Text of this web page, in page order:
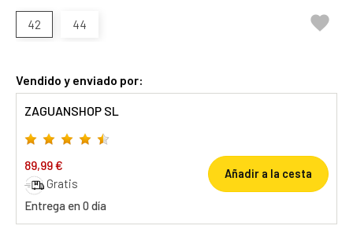
42 44 
Vendido y enviado por:
ZAGUANSHOP SL
89,99 €
Gratis
Entrega en 0 día
Añadir a la cesta